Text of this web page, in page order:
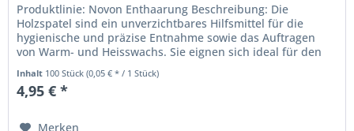
Produktlinie: Novon Enthaarung Beschreibung: Die
Holzspatel sind ein unverzichtbares Hilfsmittel für die
hygienische und präzise Entnahme sowie das Auftragen
von Warm- und Heisswachs. Sie eignen sich ideal für den
Inhalt 100 Stück(0,05 € * / 1 Stück)
4,95 € *
Merken